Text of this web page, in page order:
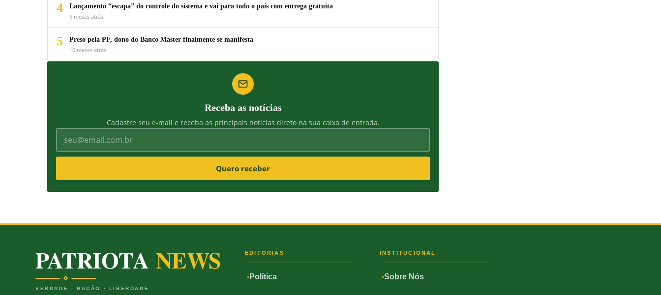
4
Lançamento “escapa” do controle do sistema e vai para todo o país com entrega gratuita
9 meses atrás
5
Preso pela PF, dono do Banco Master finalmente se manifesta
10 meses atrás
Receba as notícias
Cadastre seu e-mail e receba as principais notícias direto na sua caixa de entrada.
Quero receber
PATRIOTA NEWS
VERDADE · NAÇÃO · LIBERDADE
EDITORIAS
Política
INSTITUCIONAL
Sobre Nós